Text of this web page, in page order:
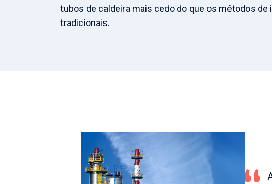
tubos de caldeira mais cedo do que os métodos de
tradicionais.